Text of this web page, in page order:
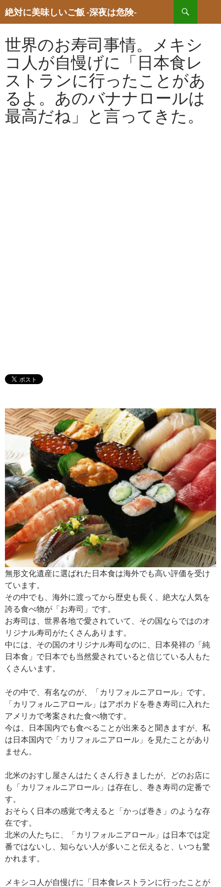
絶対に美味しいご飯 -深夜は危険-
検
索
テ
ン
ツ
ス
キ
ッ
プ
世界のお寿司事情。メキシ
コ人が自慢げに「日本食レ
ストランに行ったことがあ
るよ。あのバナナロールは
最高だね」と言ってきた。
無形文化遺産に選ばれた日本食は海外でも高い評価を受け
ています。
その中でも、海外に渡ってから歴史も長く、絶大な人気を
誇る食べ物が「お寿司」です。
お寿司は、世界各地で愛されていて、その国ならではのオ
リジナル寿司がたくさんあります。
中には、その国のオリジナル寿司なのに、日本発祥の「純
日本食」で日本でも当然愛されていると信じている人もた
くさんいます。
その中で、有名なのが、「カリフォルニアロール」です。
「カリフォルニアロール」はアボカドを巻き寿司に入れた
アメリカで考案された食べ物です。
今は、日本国内でも食べることが出来ると聞きますが、私
は日本国内で「カリフォルニアロール」を見たことがあり
ません。
北米のおすし屋さんはたくさん行きましたが、どのお店に
も「カリフォルニアロール」は存在し、巻き寿司の定番で
す。
おそらく日本の感覚で考えると「かっぱ巻き」のような存
在です。
北米の人たちに、「カリフォルニアロール」は日本では定
番ではないし、知らない人が多いこと伝えると、いつも驚
かれます。
メキシコ人が自慢げに「日本食レストランに行ったことが